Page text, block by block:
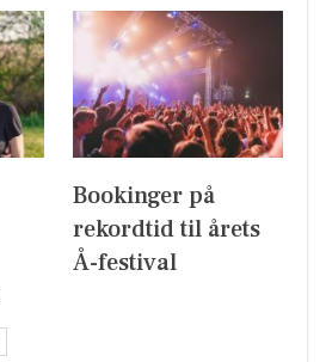
Bookinger på
rekordtid til årets
Å-festival